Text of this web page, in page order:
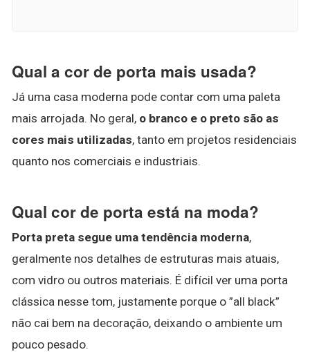
Qual a cor de porta mais usada?
Já uma casa moderna pode contar com uma paleta
mais arrojada. No geral, o branco e o preto são as
cores mais utilizadas, tanto em projetos residenciais
quanto nos comerciais e industriais.
Qual cor de porta está na moda?
Porta preta segue uma tendência moderna,
geralmente nos detalhes de estruturas mais atuais,
com vidro ou outros materiais. É difícil ver uma porta
clássica nesse tom, justamente porque o ”all black”
não cai bem na decoração, deixando o ambiente um
pouco pesado.